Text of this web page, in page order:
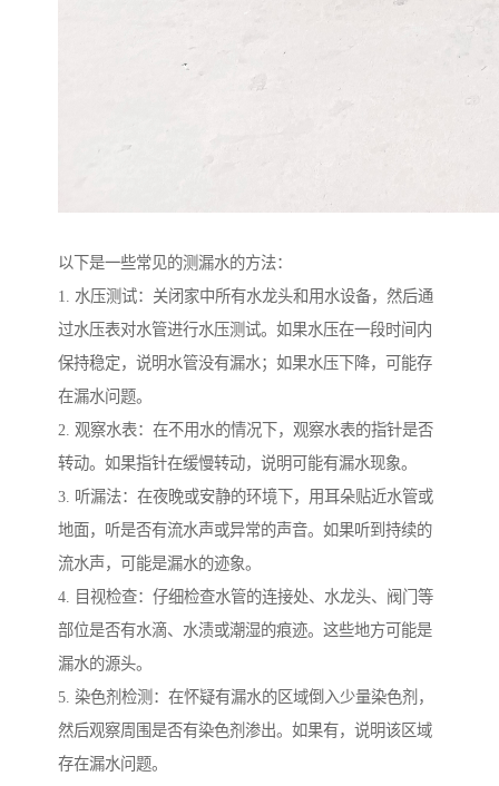
以下是一些常见的测漏水的方法：
1. 水压测试：关闭家中所有水龙头和用水设备，然后通
过水压表对水管进行水压测试。如果水压在一段时间内
保持稳定，说明水管没有漏水；如果水压下降，可能存
在漏水问题。
2. 观察水表：在不用水的情况下，观察水表的指针是否
转动。如果指针在缓慢转动，说明可能有漏水现象。
3. 听漏法：在夜晚或安静的环境下，用耳朵贴近水管或
地面，听是否有流水声或异常的声音。如果听到持续的
流水声，可能是漏水的迹象。
4. 目视检查：仔细检查水管的连接处、水龙头、阀门等
部位是否有水滴、水渍或潮湿的痕迹。这些地方可能是
漏水的源头。
5. 染色剂检测：在怀疑有漏水的区域倒入少量染色剂，
然后观察周围是否有染色剂渗出。如果有，说明该区域
存在漏水问题。